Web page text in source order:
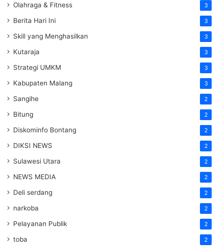
Olahraga & Fitness 3
Berita Hari Ini 3
Skill yang Menghasilkan 3
Kutaraja 3
Strategi UMKM 3
Kabupaten Malang 3
Sangihe 2
Bitung 2
Diskominfo Bontang 2
DIKSI NEWS 2
Sulawesi Utara 2
NEWS MEDIA 2
Deli serdang 2
narkoba 2
Pelayanan Publik 2
toba 2